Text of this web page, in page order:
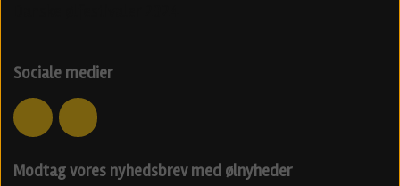
Sociale medier
Modtag vores nyhedsbrev med ølnyheder